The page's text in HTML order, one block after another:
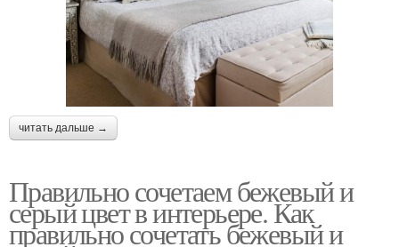
читать дальше →
Правильно сочетаем бежевый и
серый цвет в интерьере. Как
правильно сочетать бежевый и